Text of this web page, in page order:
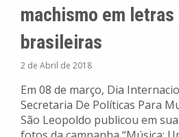
machismo em
brasileiras
2 de Abril de 2018
Em 08 de março, Dia
Secretaria De Políticas Para
São Leopoldo publicou em